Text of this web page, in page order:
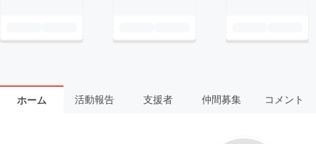
ホーム 活動報告 支援者 仲間募集 コメント